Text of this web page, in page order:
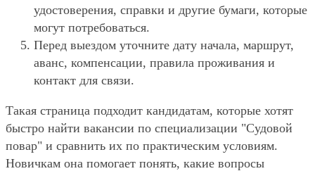
удостоверения, справки и другие бумаги, которые
могут потребоваться.
Перед выездом уточните дату начала, маршрут,
аванс, компенсации, правила проживания и
контакт для связи.
Такая страница подходит кандидатам, которые хотят
быстро найти вакансии по специализации "Судовой
повар" и сравнить их по практическим условиям.
Новичкам она помогает понять, какие вопросы